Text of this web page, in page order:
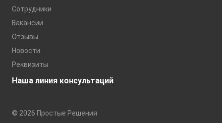
Сотрудники
Вакансии
Отзывы
Новости
Реквизиты
Наша линия консультаций
© 2026 Простые Решения